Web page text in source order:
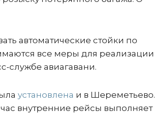
автоматические стойки по
все меры для реализации
службе авиагавани.
установлена и в Шереметьево.
внутренние рейсы выполняет